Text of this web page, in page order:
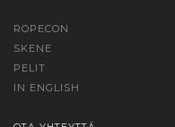
ROPECON
SKENE
PELIT
IN ENGLISH